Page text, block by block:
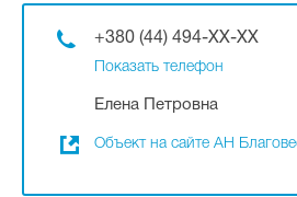
+380 (44) 494-XX-XX
Показать телефон
Елена Петровна
Объект на сайте АН